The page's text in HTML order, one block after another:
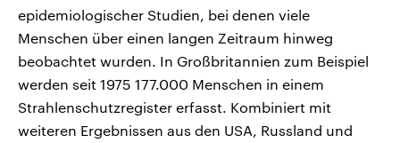
epidemiologischer Studien, bei denen viele
Menschen über einen langen Zeitraum hinweg
beobachtet wurden. In Großbritannien zum Beispiel
werden seit 1975 177.000 Menschen in einem
Strahlenschutzregister erfasst. Kombiniert mit
weiteren Ergebnissen aus den USA, Russland und